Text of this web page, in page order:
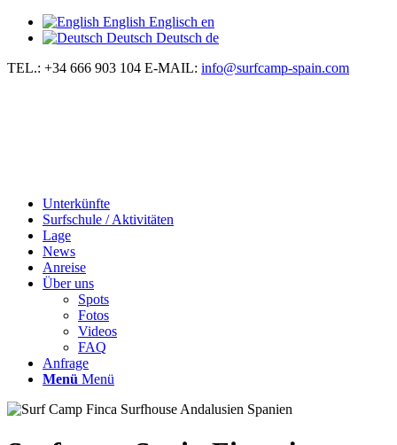
English Englisch en
Deutsch Deutsch de
TEL.: +34 666 903 104 E-MAIL: info@surfcamp-spain.com
Unterkünfte
Surfschule / Aktivitäten
Lage
News
Anreise
Über uns
Spots
Fotos
Videos
FAQ
Anfrage
Menü Menü